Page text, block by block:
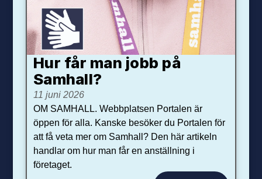
Hur får man jobb på
Samhall?
11 juni 2026
OM SAMHALL. Webbplatsen Portalen är
öppen för alla. Kanske besöker du Portalen för
att få veta mer om Samhall? Den här artikeln
handlar om hur man får en anställning i
företaget.